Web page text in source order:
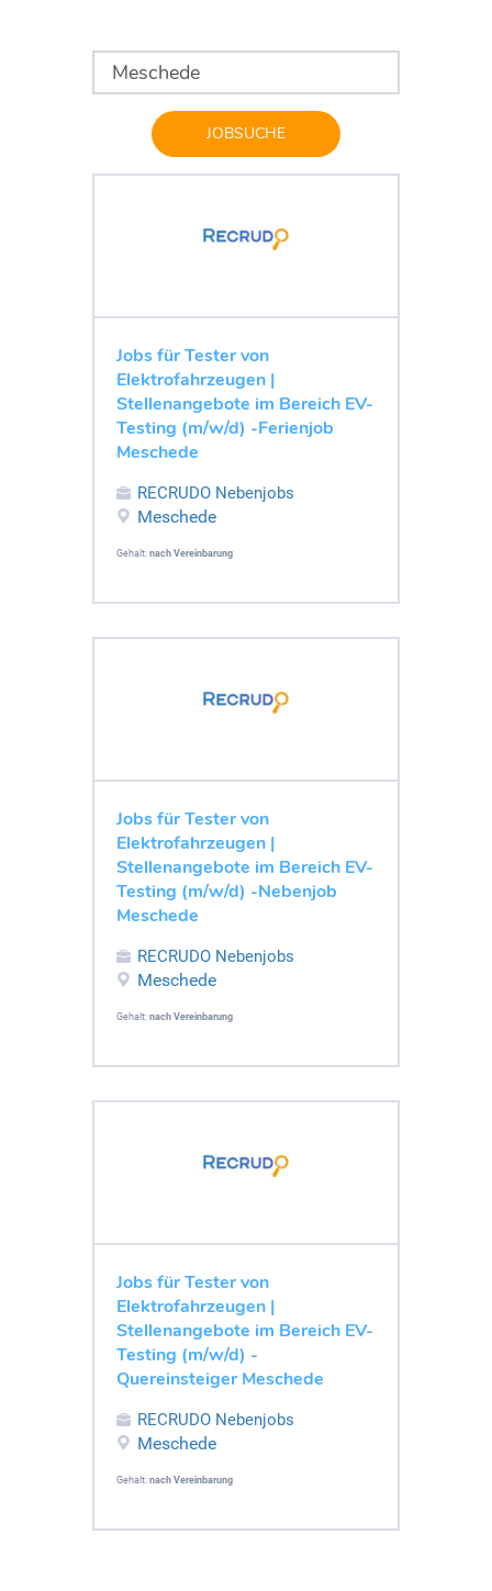
JOBSUCHE
Jobs für Tester von
Elektrofahrzeugen |
Stellenangebote im Bereich EV-
Testing (m/w/d) -Ferienjob
Meschede
RECRUDO Nebenjobs
Meschede
Gehalt: nach Vereinbarung
Jobs für Tester von
Elektrofahrzeugen |
Stellenangebote im Bereich EV-
Testing (m/w/d) -Nebenjob
Meschede
RECRUDO Nebenjobs
Meschede
Gehalt: nach Vereinbarung
Jobs für Tester von
Elektrofahrzeugen |
Stellenangebote im Bereich EV-
Testing (m/w/d) -
Quereinsteiger Meschede
RECRUDO Nebenjobs
Meschede
Gehalt: nach Vereinbarung